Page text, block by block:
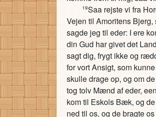
19Saa rejste vi fra
Vejen til Amoritens
sagde jeg til eder: I ere
din Gud har givet det
sagt dig, frygt ikke og
for vort Ansigt, som
skulle drage op, og om
tog tolv Mænd af eder,
kom til Eskols Bæk, og
ned til os, og de bragte